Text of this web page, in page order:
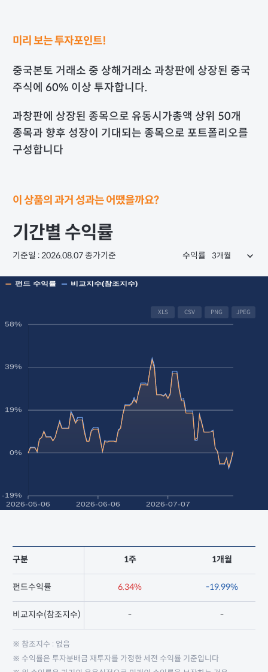
미리 보는 투자포인트!
중국본토 거래소 중 상해거래소 과창판에 상장된 중국
주식에 60% 이상 투자합니다.
과창판에 상장된 종목으로 유동시가총액 상위 50개
종목과 향후 성장이 기대되는 종목으로 포트폴리오를
구성합니다
이 상품의 과거 성과는 어땠을까요?
기간별 수익률
기준일 : 2026.08.07 종가기준 수익률
XLS CSV PNG JPEG
구분
펀드수익률
비교지수(참조지수)
1주 1개월
6.34% -19.99%
- -
※ 참조지수 : 없음
※ 수익률은 투자분배금 재투자를 가정한 세전 수익률 기준입니다